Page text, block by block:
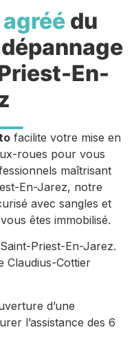
du
En-
facilite votre mise en
roues pour vous
maîtrisant
En-Jarez, notre
avec sangles et
êtes immobilisé.
Priest-En-Jarez.
Claudius-Cottier
d’une
l’assistance des 6